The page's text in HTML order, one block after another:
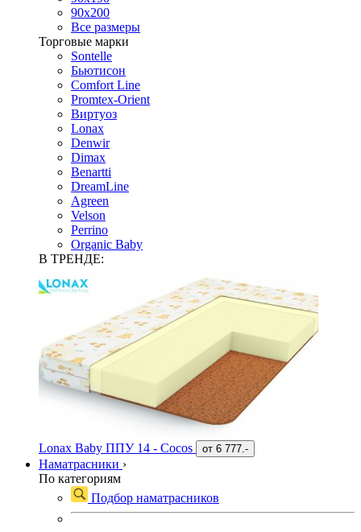
90х200
Все размеры
Торговые марки
Sontelle
Бьютисон
Comfort Line
Promtex-Orient
Виртуоз
Lonax
Denwir
Dimax
Benartti
DreamLine
Agreen
Velson
Perrino
Organic Baby
В ТРЕНДЕ:
Lonax Baby ППУ 14 - Cocos от 6 777.-
Наматрасники ›
По категориям
Подбор наматрасников